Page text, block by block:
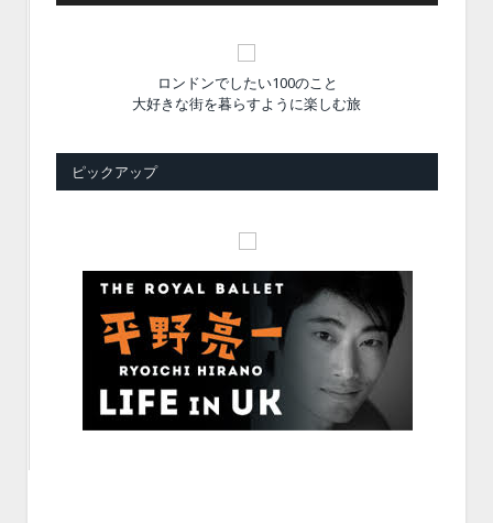
ロンドンでしたい100のこと
大好きな街を暮らすように楽しむ旅
ピックアップ